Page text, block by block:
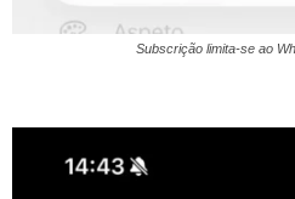
Subscrição limita-se ao